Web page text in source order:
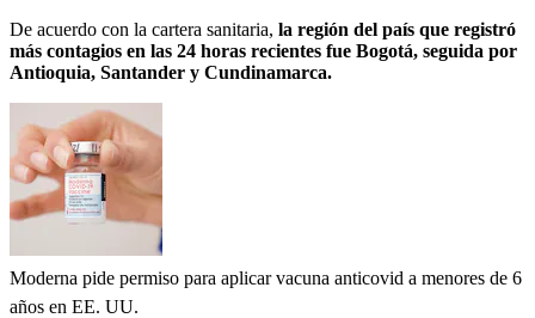
De acuerdo con la cartera sanitaria, la región del país que registró
más contagios en las 24 horas recientes fue Bogotá, seguida por
Antioquia, Santander y Cundinamarca.
Moderna pide permiso para aplicar vacuna anticovid a menores de 6
años en EE. UU.